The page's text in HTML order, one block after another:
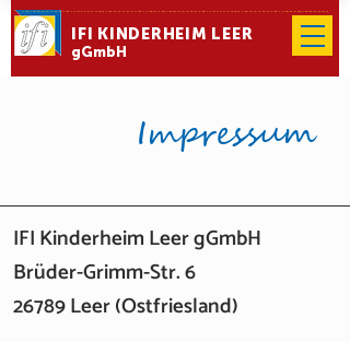
IFI KINDERHEIM LEER
gGmbH
Impressum
IFI Kinderheim Leer gGmbH
Brüder-Grimm-Str. 6
26789 Leer (Ostfriesland)